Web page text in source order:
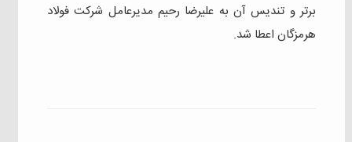
برتر و تندیس آن به علیرضا رحیم مدیرعامل شرکت فولاد
هرمزگان اعطا شد.